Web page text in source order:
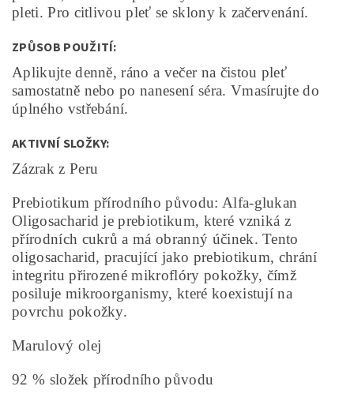
pleti. Pro citlivou pleť se sklony k začervenání.
ZPŮSOB POUŽITÍ:
Aplikujte denně, ráno a večer na čistou pleť
samostatně nebo po nanesení séra. Vmasírujte do
úplného vstřebání.
AKTIVNÍ SLOŽKY:
Zázrak z Peru
Prebiotikum přírodního původu: Alfa-glukan
Oligosacharid je prebiotikum, které vzniká z
přírodních cukrů a má obranný účinek. Tento
oligosacharid, pracující jako prebiotikum, chrání
integritu přirozené mikroflóry pokožky, čímž
posiluje mikroorganismy, které koexistují na
povrchu pokožky.
Marulový olej
92 % složek přírodního původu​